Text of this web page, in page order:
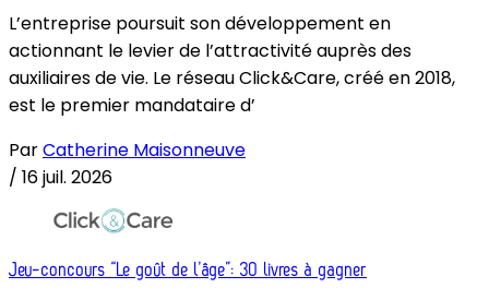
L’entreprise poursuit son développement en
actionnant le levier de l’attractivité auprès des
auxiliaires de vie. Le réseau Click&Care, créé en 2018,
est le premier mandataire d’
ParCatherine Maisonneuve
/ 16 juil. 2026
Jeu-concours “Le goût de l’âge”: 30 livres à gagner